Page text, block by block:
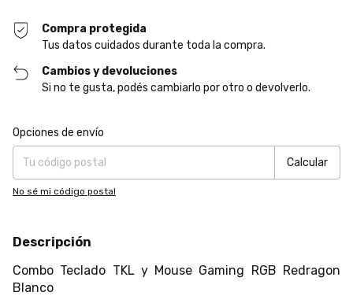
Compra protegida
Tus datos cuidados durante toda la compra.
Cambios y devoluciones
Si no te gusta, podés cambiarlo por otro o devolverlo.
Entregas para el CP:
Opciones de envío
Calcular
No sé mi código postal
Descripción
Combo Teclado TKL y Mouse Gaming RGB Redragon
Blanco